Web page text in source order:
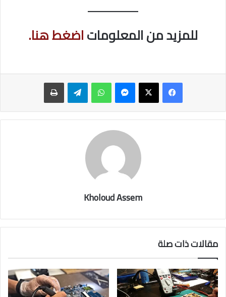
للمزيد من المعلوماتاضغط هنا.
ماسنجر واتساب تيلقرام طباعة
Kholoud Assem
مقالات ذات صلة